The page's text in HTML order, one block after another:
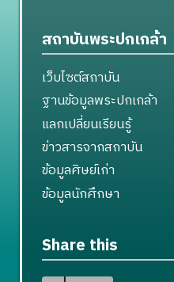
สถาบันพระปกเกล้า
เว็บไซต์สถาบัน
ฐานข้อมูลพระปกเกล้า
แลกเปลี่ยนเรียนรู้
ข่าวสารจากสถาบัน
ข้อมูลศิษย์เก่า
ข้อมูลนักศึกษา
Share this